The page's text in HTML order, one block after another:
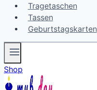
Tragetaschen
Tassen
Geburtstagskarten
Shop